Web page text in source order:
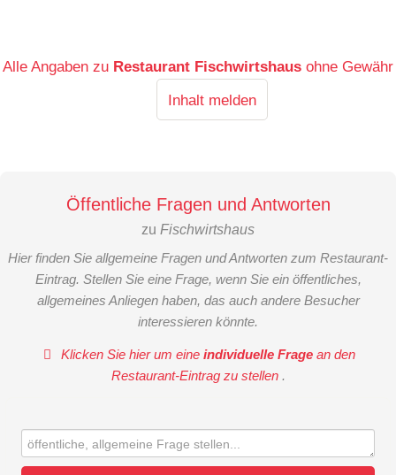
Alle Angaben zu Restaurant Fischwirtshaus ohne Gewähr
Inhalt melden
Öffentliche Fragen und Antworten
zu Fischwirtshaus
Hier finden Sie allgemeine Fragen und Antworten zum Restaurant-
Eintrag. Stellen Sie eine Frage, wenn Sie ein öffentliches,
allgemeines Anliegen haben, das auch andere Besucher
interessieren könnte.
Klicken Sie hier um eineindividuelle Frage an den
Restaurant-Eintrag zu stellen .